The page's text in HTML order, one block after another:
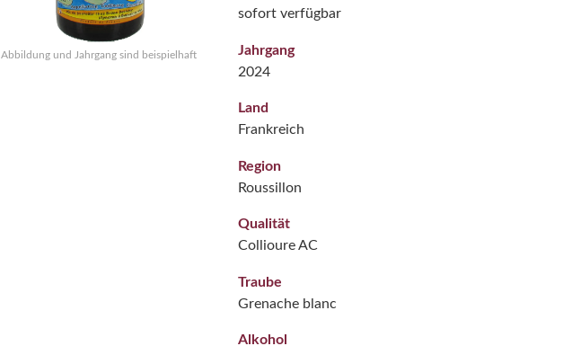
Abbildung und Jahrgang sind beispielhaft
sofort verfügbar
Jahrgang
2024
Land
Frankreich
Region
Roussillon
Qualität
Collioure AC
Traube
Grenache blanc
Alkohol